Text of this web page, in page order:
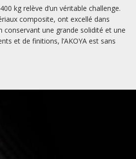
kg relève d’un véritable challenge.
composite, ont excellé dans
conservant une grande solidité et une
et de finitions, l’AKOYA est sans